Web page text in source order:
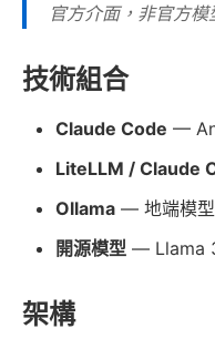
官方介面，非官方模
技術組合
Claude Code —
LiteLLM / Claude
Ollama — 地端模
開源模型 — Llama
架構